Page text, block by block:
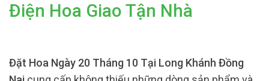
Điện Hoa Giao Tận Nhà
Đặt Hoa Ngày 20 Tháng 10 Tại Long Khánh Đồng